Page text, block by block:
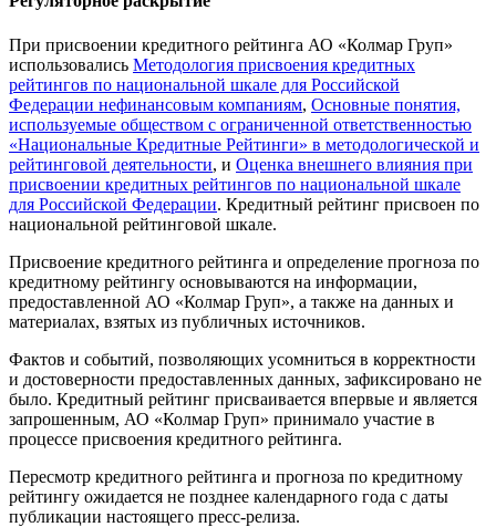
При присвоении кредитного рейтинга АО «Колмар Груп»
использовались Методология присвоения кредитных
рейтингов по национальной шкале для Российской
Федерации нефинансовым компаниям, Основные понятия,
используемые обществом с ограниченной ответственностью
«Национальные Кредитные Рейтинги» в методологической и
рейтинговой деятельности, и Оценка внешнего влияния при
присвоении кредитных рейтингов по национальной шкале
для Российской Федерации. Кредитный рейтинг присвоен по
национальной рейтинговой шкале.
Присвоение кредитного рейтинга и определение прогноза по
кредитному рейтингу основываются на информации,
предоставленной АО «Колмар Груп», а также на данных и
материалах, взятых из публичных источников.
Фактов и событий, позволяющих усомниться в корректности
и достоверности предоставленных данных, зафиксировано не
было. Кредитный рейтинг присваивается впервые и является
запрошенным, АО «Колмар Груп» принимало участие в
процессе присвоения кредитного рейтинга.
Пересмотр кредитного рейтинга и прогноза по кредитному
рейтингу ожидается не позднее календарного года с даты
публикации настоящего пресс-релиза.